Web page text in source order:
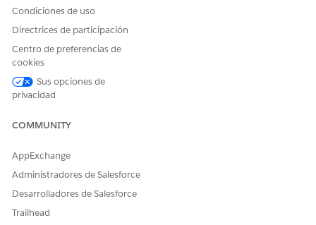
Condiciones de uso
Directrices de participación
Centro de preferencias de
cookies
Sus opciones de
privacidad
COMMUNITY
AppExchange
Administradores de Salesforce
Desarrolladores de Salesforce
Trailhead